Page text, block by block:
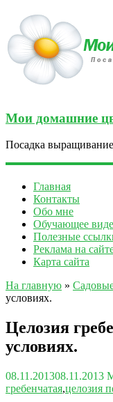
Мои домашние
Посадка
Главная
Контакты
Обо мне
Обучающее
Полезные
Реклама на
Карта сайта
На главную »
условиях.
Целозия
условиях.
08.11.201308.11.2013
гребенчатая,целозия